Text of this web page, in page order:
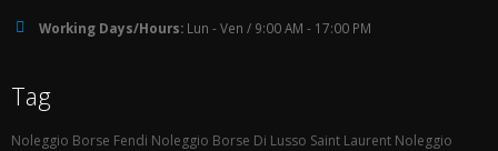
Working Days/Hours: Lun - Ven / 9:00 AM - 17:00 PM
Tag
Noleggio Borse Fendi Noleggio Borse Di Lusso Saint Laurent Noleggio